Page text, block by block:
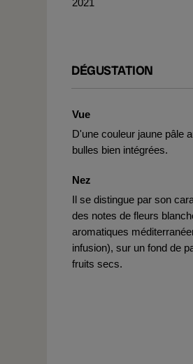
2021
DÉGUSTATION
Vue
D'une couleur jaune pâle
bulles bien intégrées.
Nez
Il se distingue par son
des notes de fleurs
aromatiques
infusion), sur un fond de
fruits secs.